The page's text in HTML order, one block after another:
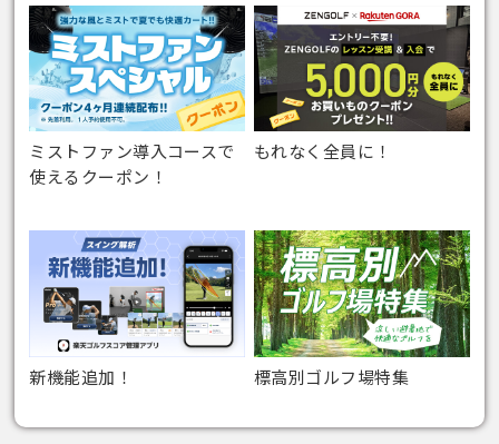
ミストファン導入コースで
使えるクーポン！
もれなく全員に！
新機能追加！ 標高別ゴルフ場特集